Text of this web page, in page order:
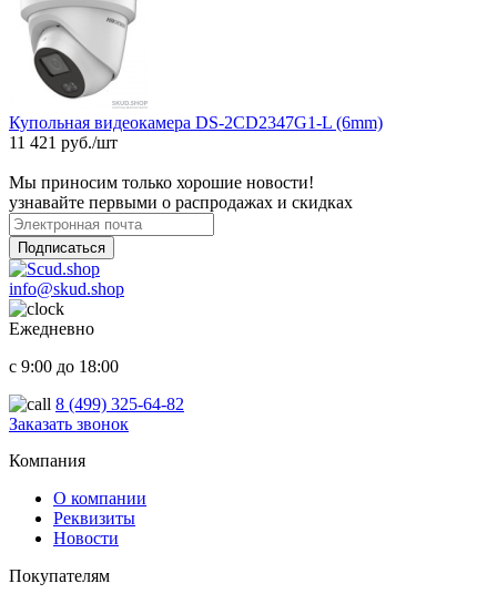
Купольная видеокамера DS-2CD2347G1-L (6mm)
11 421 руб./шт
Мы приносим только хорошие новости!
узнавайте первыми о распродажах и скидках
Подписаться
info@skud.shop
Ежедневно
с 9:00 до 18:00
8 (499) 325-64-82
Заказать звонок
Компания
О компании
Реквизиты
Новости
Покупателям